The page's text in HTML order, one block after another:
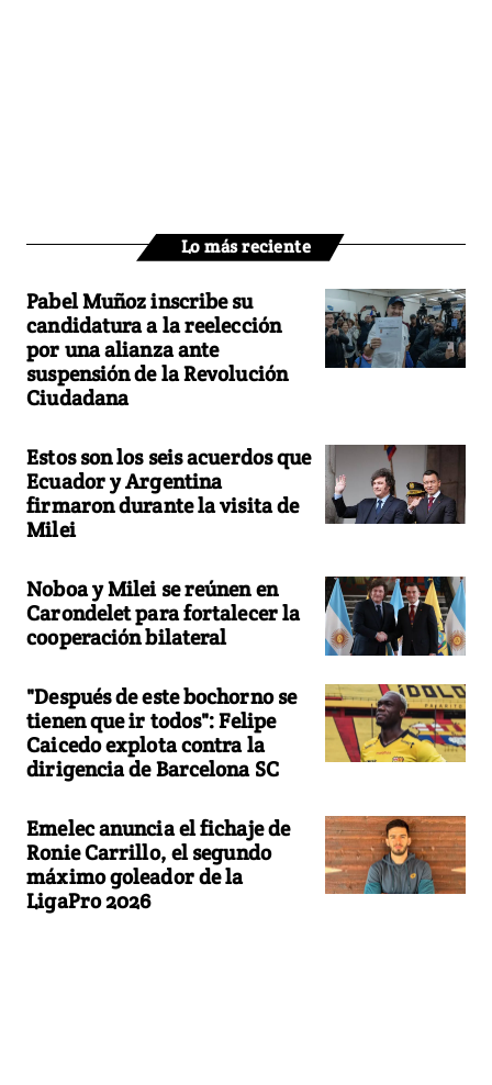
Lo más reciente
Pabel Muñoz inscribe su
candidatura a la reelección
por una alianza ante
suspensión de la Revolución
Ciudadana
Estos son los seis acuerdos que
Ecuador y Argentina
firmaron durante la visita de
Milei
Noboa y Milei se reúnen en
Carondelet para fortalecer la
cooperación bilateral
"Después de este bochorno se
tienen que ir todos": Felipe
Caicedo explota contra la
dirigencia de Barcelona SC
Emelec anuncia el fichaje de
Ronie Carrillo, el segundo
máximo goleador de la
LigaPro 2026